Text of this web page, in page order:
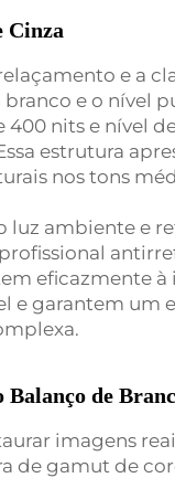
Cinza
e a
e o nível
nits e nível
estrutura
nos tons
ambiente e
eficazmente
e garantem um
Balanço de
imagens
de gamut de